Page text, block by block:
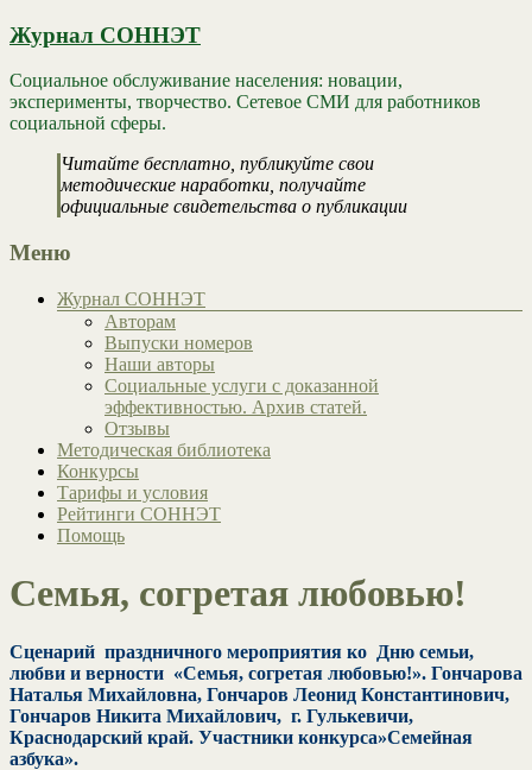
Журнал СОННЭТ
Социальное обслуживание населения: новации,
эксперименты, творчество. Сетевое СМИ для работников
социальной сферы.
Читайте бесплатно, публикуйте свои
методические наработки, получайте
официальные свидетельства о публикации
Меню
Журнал СОННЭТ
Авторам
Выпуски номеров
Наши авторы
Социальные услуги с доказанной
эффективностью. Архив статей.
Отзывы
Методическая библиотека
Конкурсы
Тарифы и условия
Рейтинги СОННЭТ
Помощь
Семья, согретая любовью!
Сценарий праздничного мероприятия ко Дню семьи,
любви и верности «Семья, согретая любовью!». Гончарова
Наталья Михайловна, Гончаров Леонид Константинович,
Гончаров Никита Михайлович, г. Гулькевичи,
Краснодарский край. Участники конкурса»Семейная
азбука».